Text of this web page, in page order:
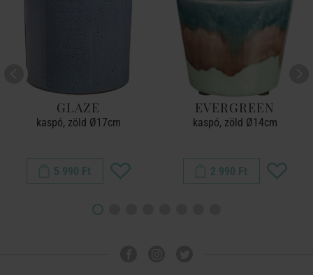
GLAZE
kaspó, zöld Ø17cm
5 990 Ft
EVERGREEN
kaspó, zöld Ø14cm
2 990 Ft